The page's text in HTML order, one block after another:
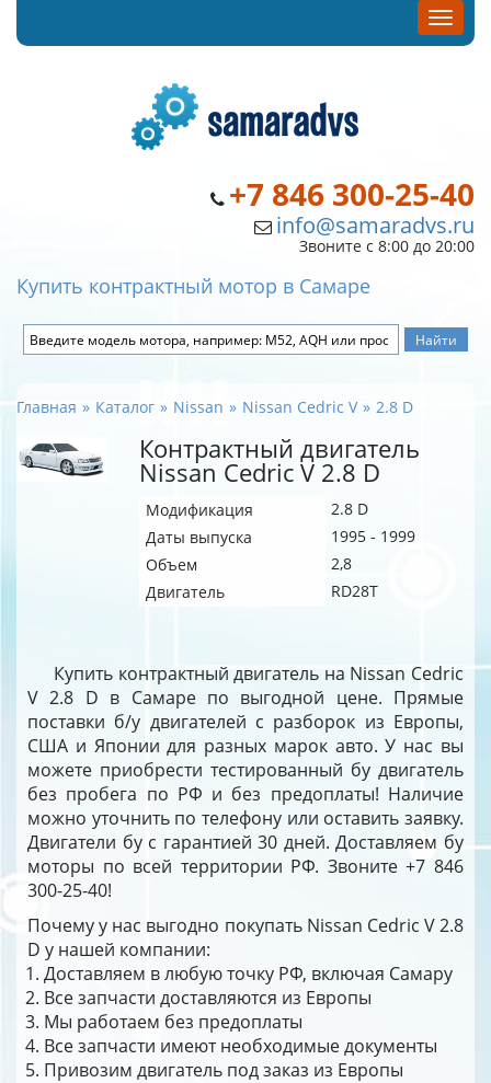
+7 846 300-25-40
info@samaradvs.ru
Звоните с 8:00 до 20:00
Купить контрактный мотор в Самаре
Главная Каталог Nissan Nissan Cedric V 2.8 D
Контрактный двигатель
Nissan Cedric V 2.8 D
Модификация
2.8 D
Даты выпуска
1995 - 1999
Объем
2,8
Двигатель
RD28T
Купить контрактный двигатель на Nissan Cedric
V 2.8 D в Самаре по выгодной цене. Прямые
поставки б/у двигателей с разборок из Европы,
США и Японии для разных марок авто. У нас вы
можете приобрести тестированный бу двигатель
без пробега по РФ и без предоплаты! Наличие
можно уточнить по телефону или оставить заявку.
Двигатели бу с гарантией 30 дней. Доставляем бу
моторы по всей территории РФ. Звоните +7 846
300-25-40!
Почему у нас выгодно покупать Nissan Cedric V 2.8
D у нашей компании:
Доставляем в любую точку РФ, включая Самару
Все запчасти доставляются из Европы
Мы работаем без предоплаты
Все запчасти имеют необходимые документы
Привозим двигатель под заказ из Европы